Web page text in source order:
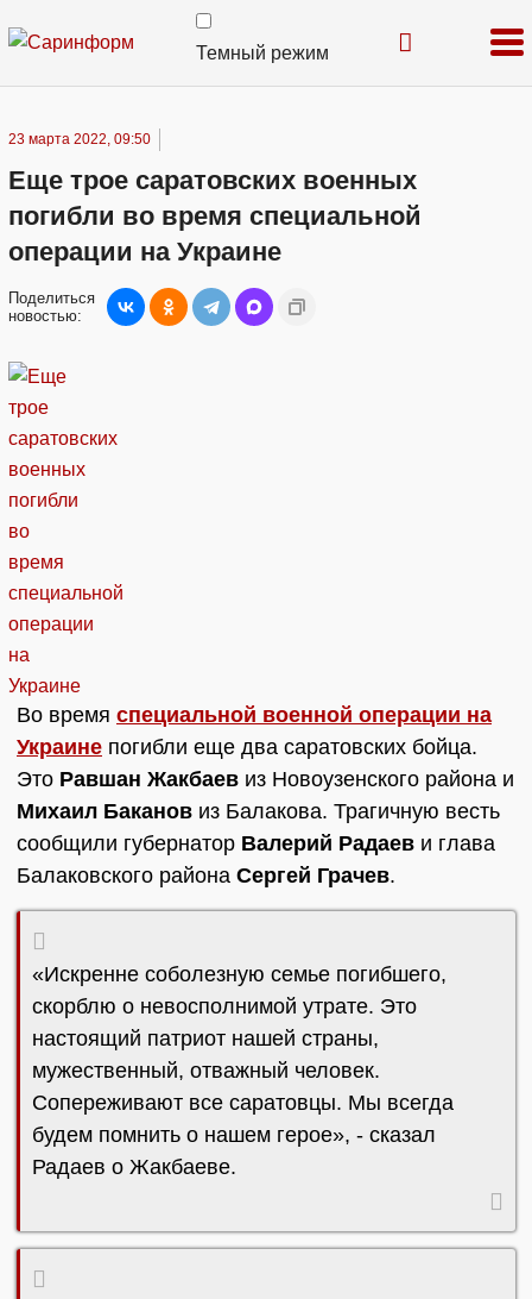
Темный режим
23 марта 2022, 09:50
Еще трое саратовских военных
погибли во время специальной
операции на Украине
Поделиться
новостью:
Во время специальной военной операции на
Украине погибли еще два саратовских бойца.
Это Равшан Жакбаев из Новоузенского района и
Михаил Баканов из Балакова. Трагичную весть
сообщили губернатор Валерий Радаев и глава
Балаковского района Сергей Грачев.
«Искренне соболезную семье погибшего,
скорблю о невосполнимой утрате. Это
настоящий патриот нашей страны,
мужественный, отважный человек.
Сопереживают все саратовцы. Мы всегда
будем помнить о нашем герое», - сказал
Радаев о Жакбаеве.